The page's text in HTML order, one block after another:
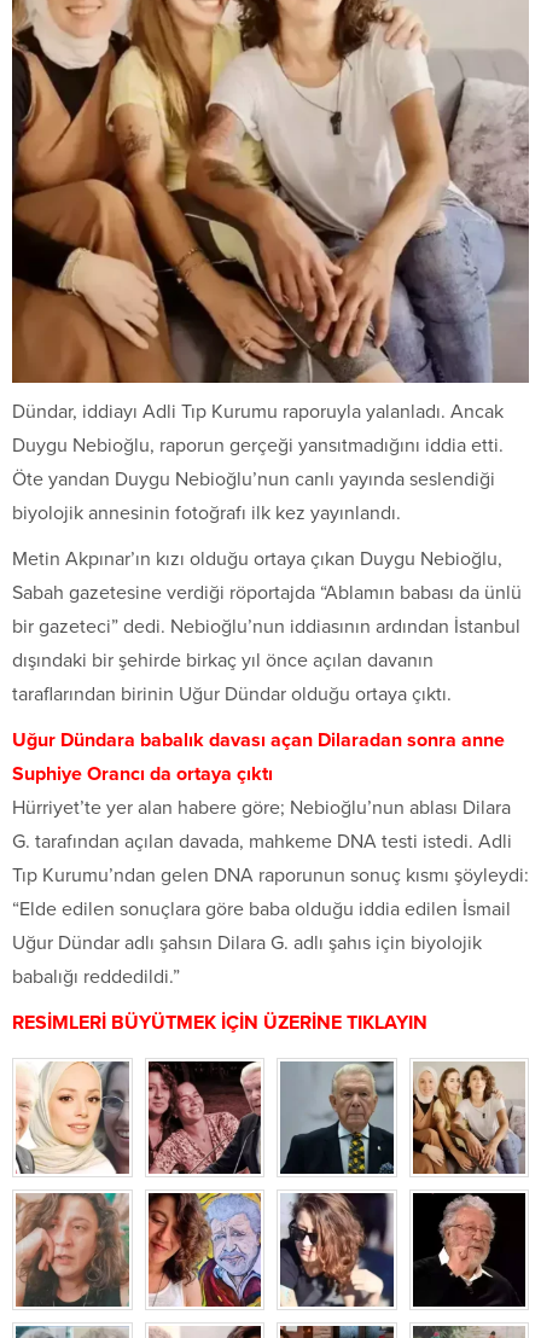
Dündar, iddiayı Adli Tıp Kurumu raporuyla yalanladı. Ancak
Duygu Nebioğlu, raporun gerçeği yansıtmadığını iddia etti.
Öte yandan Duygu Nebioğlu’nun canlı yayında seslendiği
biyolojik annesinin fotoğrafı ilk kez yayınlandı.
Metin Akpınar’ın kızı olduğu ortaya çıkan Duygu Nebioğlu,
Sabah gazetesine verdiği röportajda “Ablamın babası da ünlü
bir gazeteci” dedi. Nebioğlu’nun iddiasının ardından İstanbul
dışındaki bir şehirde birkaç yıl önce açılan davanın
taraflarından birinin Uğur Dündar olduğu ortaya çıktı.
Uğur Dündara babalık davası açan Dilaradan sonra anne
Suphiye Orancı da ortaya çıktı
Hürriyet’te yer alan habere göre; Nebioğlu’nun ablası Dilara
G. tarafından açılan davada, mahkeme DNA testi istedi. Adli
Tıp Kurumu’ndan gelen DNA raporunun sonuç kısmı şöyleydi:
“Elde edilen sonuçlara göre baba olduğu iddia edilen İsmail
Uğur Dündar adlı şahsın Dilara G. adlı şahıs için biyolojik
babalığı reddedildi.”
RESİMLERİ BÜYÜTMEK İÇİN ÜZERİNE TIKLAYIN